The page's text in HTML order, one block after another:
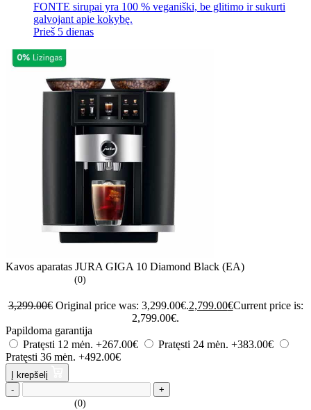
FONTE sirupai yra 100 % veganiški, be glitimo ir sukurti
galvojant apie kokybę.
Prieš 5 dienas
Kavos aparatas JURA GIGA 10 Diamond Black (EA)
(0)
3,299.00€ Original price was: 3,299.00€.2,799.00€Current price is:
2,799.00€.
Papildoma garantija
Pratęsti 12 mėn. +267.00€ Pratęsti 24 mėn. +383.00€
Pratęsti 36 mėn. +492.00€
Į krepšelį
-
+
(0)